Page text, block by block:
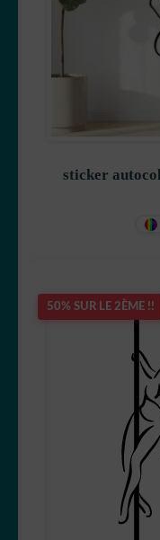
sticker
50% SUR LE 2ÈME !!